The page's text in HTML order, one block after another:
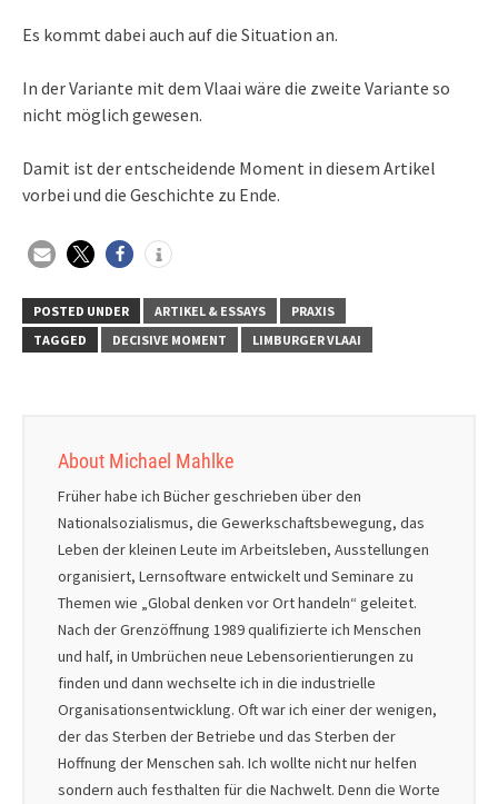
Es kommt dabei auch auf die Situation an.
In der Variante mit dem Vlaai wäre die zweite Variante so
nicht möglich gewesen.
Damit ist der entscheidende Moment in diesem Artikel
vorbei und die Geschichte zu Ende.
POSTED UNDER ARTIKEL & ESSAYS
PRAXIS
TAGGED
DECISIVE MOMENT LIMBURGER VLAAI
About Michael Mahlke
Früher habe ich Bücher geschrieben über den
Nationalsozialismus, die Gewerkschaftsbewegung, das
Leben der kleinen Leute im Arbeitsleben, Ausstellungen
organisiert, Lernsoftware entwickelt und Seminare zu
Themen wie „Global denken vor Ort handeln“ geleitet.
Nach der Grenzöffnung 1989 qualifizierte ich Menschen
und half, in Umbrüchen neue Lebensorientierungen zu
finden und dann wechselte ich in die industrielle
Organisationsentwicklung. Oft war ich einer der wenigen,
der das Sterben der Betriebe und das Sterben der
Hoffnung der Menschen sah. Ich wollte nicht nur helfen
sondern auch festhalten für die Nachwelt. Denn die Worte